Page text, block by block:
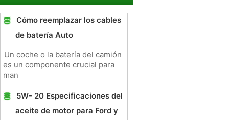
Cómo reemplazar los cables
de batería Auto
Un coche o la batería del camión
es un componente crucial para
man
5W- 20 Especificaciones del
aceite de motor para Ford y